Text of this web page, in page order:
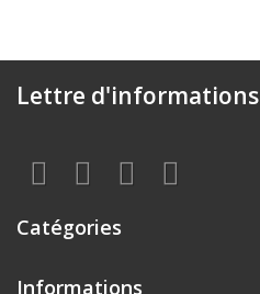
Lettre d'informations
Catégories
Informations